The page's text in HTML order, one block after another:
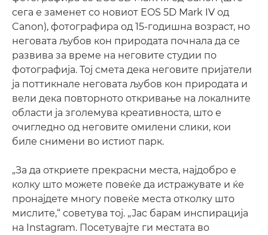
сега е заменет со новиот EOS 5D Mark IV од
Canon), фотографира од 15-годишна возраст, но
неговата љубов кон природата почнала да се
развива за време на неговите студии по
фотографија. Тој смета дека неговите пријатели
ја поттикнале неговата љубов кон природата и
вели дека повторното откривање на локалните
области ја зголемува креативноста, што е
очигледно од неговите омилени слики, кои
биле снимени во истиот парк.
„За да откриете прекрасни места, најдобро е
колку што можете повеќе да истражувате и ќе
пронајдете многу повеќе места отколку што
мислите,“ советува тој. „Јас барам инспирација
на Instagram. Посетувајте ги местата во